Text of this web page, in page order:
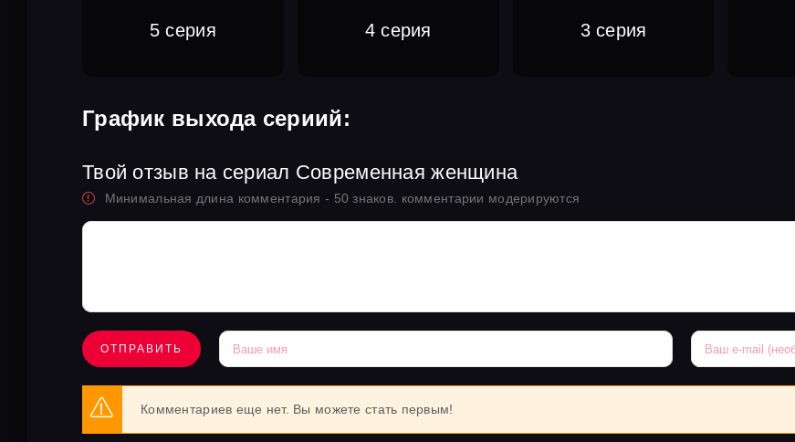
5 серия 4 серия 3 серия
График выхода сериий:
Твой отзыв на сериал Современная женщина
Минимальная длина комментария - 50 знаков. комментарии модерируются
ОТПРАВИТЬ
Комментариев еще нет. Вы можете стать первым!